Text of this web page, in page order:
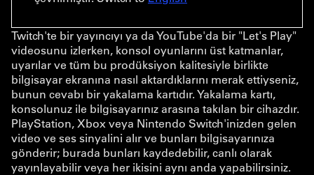
Twitch'te bir yayıncıyı ya da YouTube'da bir "Let's Play"
videosunu izlerken, konsol oyunlarını üst katmanlar,
uyarılar ve tüm bu prodüksiyon kalitesiyle birlikte
bilgisayar ekranına nasıl aktardıklarını merak ettiyseniz,
bunun cevabı bir yakalama kartıdır. Yakalama kartı,
konsolunuz ile bilgisayarınız arasına takılan bir cihazdır.
PlayStation, Xbox veya Nintendo Switch'inizden gelen
video ve ses sinyalini alır ve bunları bilgisayarınıza
gönderir; burada bunları kaydedebilir, canlı olarak
yayınlayabilir veya her ikisini aynı anda yapabilirsiniz.